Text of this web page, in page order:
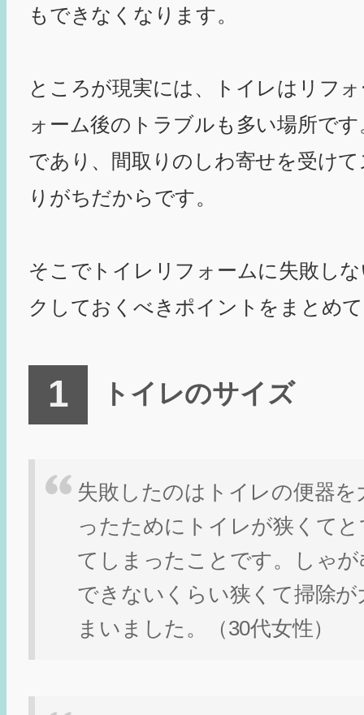
もできなくなります。
ところが現実には、トイレはリフ
ォーム後のトラブルも多い場所で
であり、間取りのしわ寄せを受け
りがちだからです。
そこでトイレリフォームに失敗し
クしておくべきポイントをまとめ
トイレのサイズ
失敗したのはトイレの便器
ったためにトイレが狭くて
てしまったことです。しゃ
できないくらい狭くて掃除
まいました。（30代女性）